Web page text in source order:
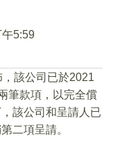
5:59
，該公司已於2021
筆款項，以完全償
該公司和呈請人已
二項呈請。